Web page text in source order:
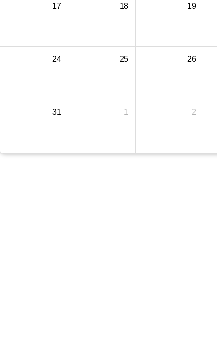
17 18 19
24 25 26
31 1 2